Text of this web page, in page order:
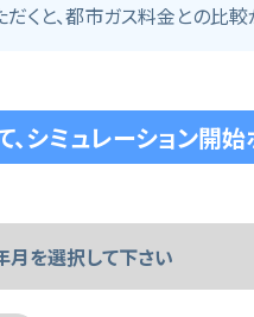
と、都市ガス料金との比較
シミュレーション開